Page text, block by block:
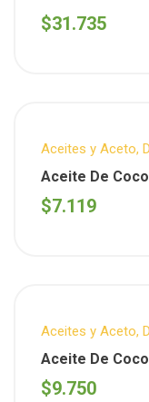
Litro
$31.735
Aceites y Aceto,
Aceite De
Ml.
$7.119
Aceites y Aceto,
Aceite De
Ml.
$9.750